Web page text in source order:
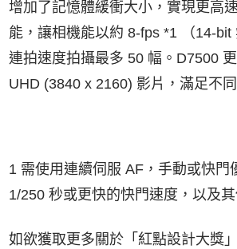
增加了記憶體緩衝大小，實現更高
能，讓相機能以約 8-fps *1 （14-bit
連拍速度拍攝最多 50 幅。D7500
UHD (3840 x 2160) 影片，滿足不
1 需使用連續伺服 AF，手動或快門
1/250 秒或更快的快門速度，以及
如欲獲取更多關於「紅點設計大獎